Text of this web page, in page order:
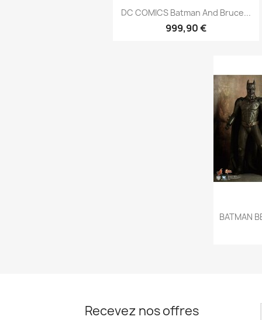
Aperçu rapide
DC COMICS Batman And Bruce...
999,90 €

BATMAN
Recevez nos offres